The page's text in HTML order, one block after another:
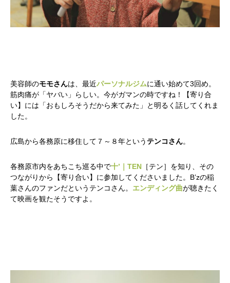
美容師のモモさんは、最近パーソナルジムに通い始めて3回め。
筋肉痛が「ヤバい」らしい。今がガマンの時ですね！【寄り合
い】には「おもしろそうだから来てみた」と明るく話してくれま
した。
広島から各務原に移住して７～８年という テンコさん。
各務原市内をあちこち巡る中で十’｜TEN ［テン］を知り、その
つながりから【寄り合い】に参加してくださいました。B’zの稲
葉さんのファンだというテンコさん。 エンディング曲が聴きたく
て映画を観たそうですよ。